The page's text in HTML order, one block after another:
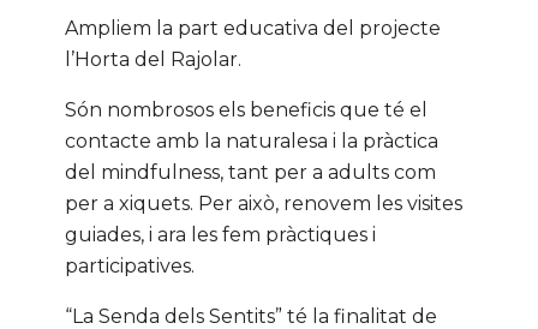
Ampliem la part educativa del projecte
l’Horta del Rajolar.
Són nombrosos els beneficis que té el
contacte amb la naturalesa i la pràctica
del mindfulness, tant per a adults com
per a xiquets. Per això, renovem les visites
guiades, i ara les fem pràctiques i
participatives.
“La Senda dels Sentits” té la finalitat de